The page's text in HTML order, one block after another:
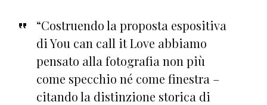
“Costruendo la proposta espositiva
di You can call it Love abbiamo
pensato alla fotografia non più
come specchio né come finestra –
citando la distinzione storica di